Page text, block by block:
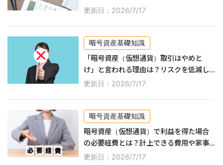
ルティなどを詳しく解説！
更新日：2026/7/17
暗号資産基礎知識
「暗号資産（仮想通貨）取引はやめと
け」と言われる理由は？リスクを低減し
ながら利益を得る方法なども紹介！
更新日：2026/7/17
暗号資産基礎知識
暗号資産（仮想通貨）で利益を得た場合
の必要経費とは？計上できる費用や家事
按分の方法などを解説！
更新日：2026/7/17